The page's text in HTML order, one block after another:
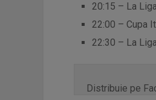
20:15 – La
22:00 – Cupa
22:30 – La
Distribuie pe